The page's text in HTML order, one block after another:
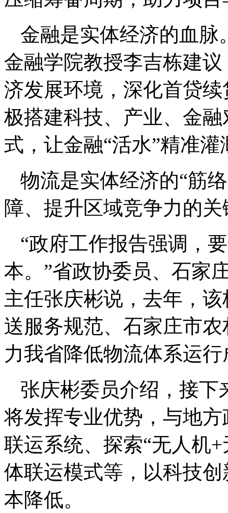
金融是实体经济的血脉
金融学院教授李吉栋建
济发展环境，深化首贷
极搭建科技、产业、金
式，让金融“活水”精准
物流是实体经济的“筋
障、提升区域竞争力的
“政府工作报告强调，
本。”省政协委员、石家
主任张庆彬说，去年，
送服务规范、石家庄市
力我省降低物流体系运
张庆彬委员介绍，接下
将发挥专业优势，与地
联运系统、探索“无人机
体联运模式等，以科技
本降低。